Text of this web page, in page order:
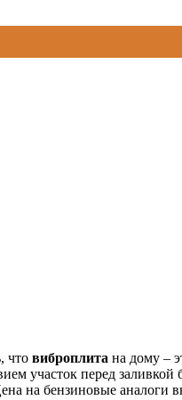
что виброплита на дому –
участок перед
на бензиновые аналоги